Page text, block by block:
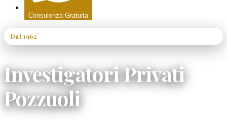
Consulenza Gratuita
Dal 1962
Investigatori Privati
Pozzuoli